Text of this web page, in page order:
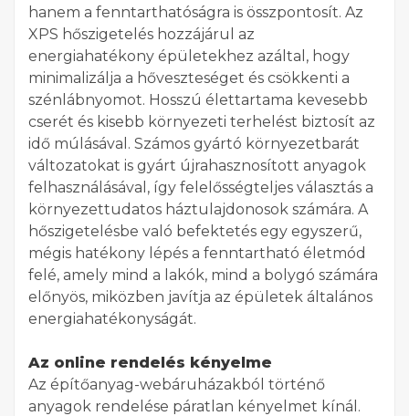
hanem a fenntarthatóságra is összpontosít. Az
XPS hőszigetelés hozzájárul az
energiahatékony épületekhez azáltal, hogy
minimalizálja a hőveszteséget és csökkenti a
szénlábnyomot. Hosszú élettartama kevesebb
cserét és kisebb környezeti terhelést biztosít az
idő múlásával. Számos gyártó környezetbarát
változatokat is gyárt újrahasznosított anyagok
felhasználásával, így felelősségteljes választás a
környezettudatos háztulajdonosok számára. A
hőszigetelésbe való befektetés egy egyszerű,
mégis hatékony lépés a fenntartható életmód
felé, amely mind a lakók, mind a bolygó számára
előnyös, miközben javítja az épületek általános
energiahatékonyságát.
Az online rendelés kényelme
Az építőanyag-webáruházakból történő
anyagok rendelése páratlan kényelmet kínál.